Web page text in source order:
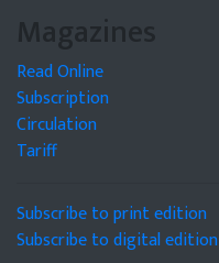
Magazines
Read Online
Subscription
Circulation
Tariff
Subscribe to print edition
Subscribe to digital edition